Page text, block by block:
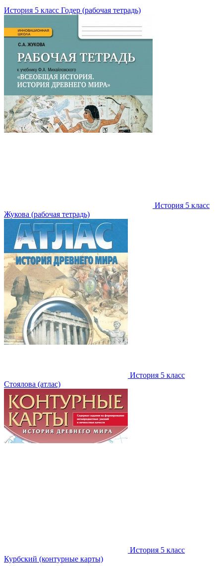
История 5 класс Годер (рабочая тетрадь)
История 5 класс
Жукова (рабочая тетрадь)
История 5 класс
Стоялова (атлас)
История 5 класс
Курбский (контурные карты)